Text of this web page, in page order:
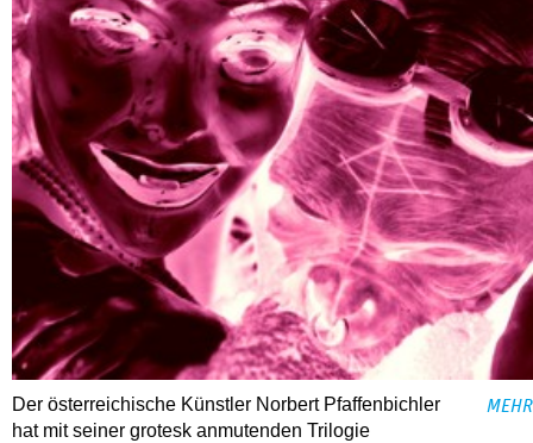
Der österreichische Künstler Norbert Pfaffenbichler
hat mit seiner grotesk anmutenden Trilogie
MEHR